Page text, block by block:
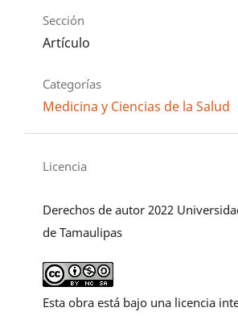
Sección
Artículo
Categorías
Medicina y Ciencias de la Salud
Licencia
Derechos de autor 2022
de Tamaulipas
Esta obra está bajo una licencia